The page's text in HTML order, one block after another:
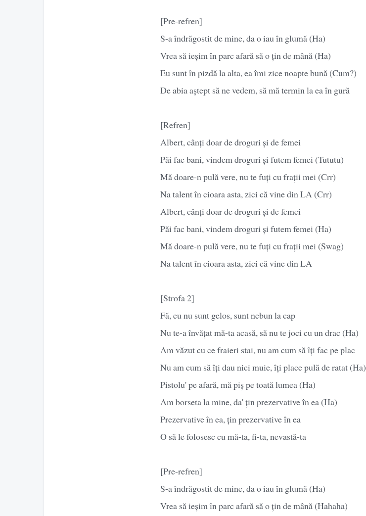
[Pre-refren]
S-a îndrăgostit de mine, da o iau în glumă (Ha)
Vrea să ieșim în parc afară să o țin de mână (Ha)
Eu sunt în pizdă la alta, ea îmi zice noapte bună (Cum?)
De abia aștept să ne vedem, să mă termin la ea în gură
[Refren]
Albert, cânți doar de droguri și de femei
Păi fac bani, vindem droguri și futem femei (Tututu)
Mă doare-n pulă vere, nu te fuți cu frații mei (Crr)
Na talent în cioara asta, zici că vine din LA (Crr)
Albert, cânți doar de droguri și de femei
Păi fac bani, vindem droguri și futem femei (Ha)
Mă doare-n pulă vere, nu te fuți cu frații mei (Swag)
Na talent în cioara asta, zici că vine din LA
[Strofa 2]
Fă, eu nu sunt gelos, sunt nebun la cap
Nu te-a învățat mă-ta acasă, să nu te joci cu un drac (Ha)
Am văzut cu ce fraieri stai, nu am cum să îți fac pe plac
Nu am cum să îți dau nici muie, îți place pulă de ratat (Ha)
Pistolu' pe afară, mă piș pe toată lumea (Ha)
Am borseta la mine, da' țin prezervative în ea (Ha)
Prezervative în ea, țin prezervative în ea
O să le folosesc cu mă-ta, fi-ta, nevastă-ta
[Pre-refren]
S-a îndrăgostit de mine, da o iau în glumă (Ha)
Vrea să ieșim în parc afară să o țin de mână (Hahaha)